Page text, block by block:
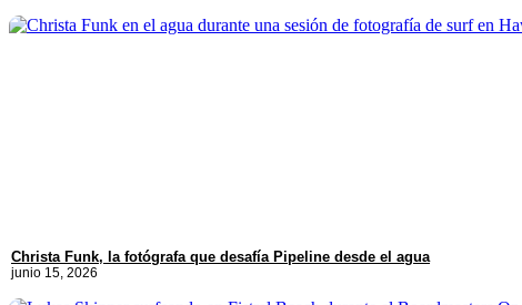
Christa Funk, la fotógrafa que desafía Pipeline desde el agua
junio 15, 2026